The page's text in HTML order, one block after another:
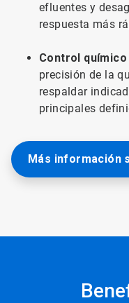
efluentes y
respuesta más
Control químico
precisión de la
respaldar
principales
Más información